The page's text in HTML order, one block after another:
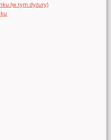
(w tym dyżury)